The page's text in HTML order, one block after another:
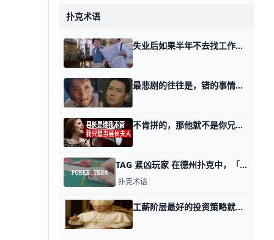
扑克术语
失业后如果半年不去找工作，你就很难找到工作了 那天我写如何做自身命运的编剧时，有个读者留言说，他看到第三部分时，直拍大腿。 然后没往下继续，就忍不住留言开始讲他的遭遇。 他失业了，而且超过半
最悲剧的往往是，错的事情，还被你给做对了 那天讲，要把学到的知识，变成赚钱的本事时，有个读者留言问我： 如果一个人，已经花了300万，花了15年，想要捐一个打引号的出身而不可得的时候。
不肯拼的，那他就不是你兄弟呀 上午我写张雪的时候，提到过一位老同事。 有好些读者都在问同一个问题，昔日的老东家董事长，是怎么从工厂的产线上，把他挖掘出来的？ 这个过程非常简单
TAG 紧凶玩家 在德州扑克中，「TAG」是指「Tight Aggressive」的缩写，这是一种常见的游戏风格。「Tight」意味着玩家只选择加注或参与游戏时
扑克术语
工薪阶层最好的投资策略就是时刻盯着特朗普说什么 前天有读者看了和谈落地与旧秩序的第四个话题，十分感慨。 他留言说，他就是个工薪族，上班也按捺不住看盘，涨了，他就会换算成自己可以少干几个月；跌